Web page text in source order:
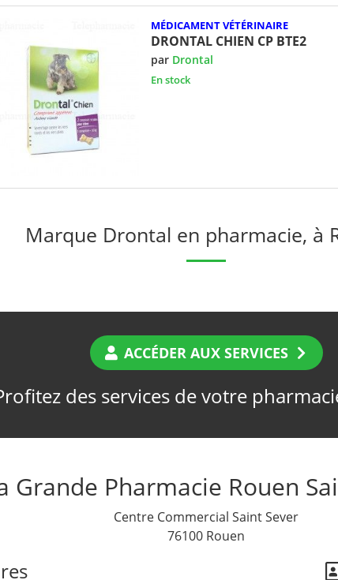
MÉDICAMENT VÉTÉRINAIRE
DRONTAL CHIEN CP BTE2
par Drontal
En stock
Marque Drontal en pharmacie, à
ACCÉDER AUX SERVICES
des services de votre
Grande Pharmacie Rouen
Centre Commercial Saint Sever
76100 Rouen